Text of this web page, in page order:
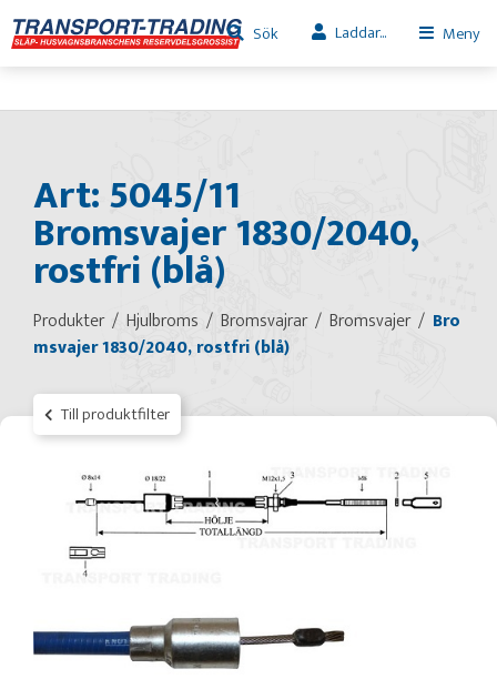
Sök Laddar... Meny
Art: 5045/11
Bromsvajer 1830/2040,
rostfri (blå)
Produkter Hjulbroms Bromsvajrar Bromsvajer
Bro
msvajer 1830/2040, rostfri (blå)
Till produktfilter